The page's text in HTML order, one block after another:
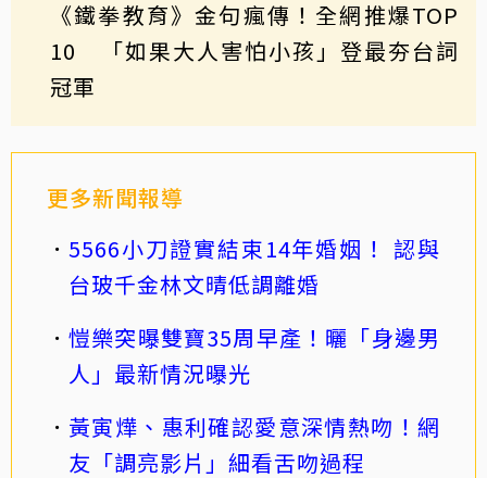
《鐵拳教育》金句瘋傳！全網推爆TOP
10 「如果大人害怕小孩」登最夯台詞
冠軍
更多新聞報導
5566小刀證實結束14年婚姻！ 認與
台玻千金林文晴低調離婚
愷樂突曝雙寶35周早產！曬「身邊男
人」最新情況曝光
黃寅燁、惠利確認愛意深情熱吻！網
友「調亮影片」細看舌吻過程